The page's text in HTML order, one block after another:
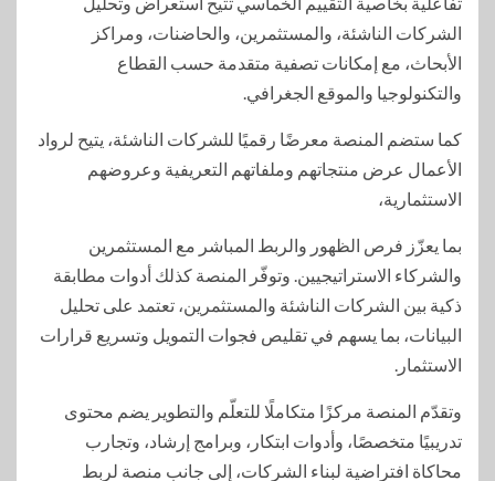
الشركات الناشئة، والمستثمرين، والحاضنات، ومراكز
الأبحاث، مع إمكانات تصفية متقدمة حسب القطاع
والتكنولوجيا والموقع الجغرافي.
كما ستضم المنصة معرضًا رقميًا للشركات الناشئة، يتيح لرواد
الأعمال عرض منتجاتهم وملفاتهم التعريفية وعروضهم
الاستثمارية،
بما يعزّز فرص الظهور والربط المباشر مع المستثمرين
والشركاء الاستراتيجيين. وتوفّر المنصة كذلك أدوات مطابقة
ذكية بين الشركات الناشئة والمستثمرين، تعتمد على تحليل
البيانات، بما يسهم في تقليص فجوات التمويل وتسريع قرارات
الاستثمار.
وتقدّم المنصة مركزًا متكاملًا للتعلّم والتطوير يضم محتوى
تدريبيًا متخصصًا، وأدوات ابتكار، وبرامج إرشاد، وتجارب
محاكاة افتراضية لبناء الشركات، إلى جانب منصة لربط